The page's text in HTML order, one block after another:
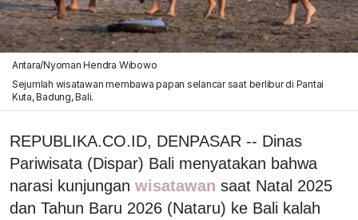
Antara/Nyoman Hendra Wibowo
Sejumlah wisatawan membawa papan selancar saat berlibur di Pantai
Kuta, Badung, Bali.
REPUBLIKA.CO.ID, DENPASAR -- Dinas
Pariwisata (Dispar) Bali menyatakan bahwa
narasi kunjungan wisatawan saat Natal 2025
dan Tahun Baru 2026 (Nataru) ke Bali kalah